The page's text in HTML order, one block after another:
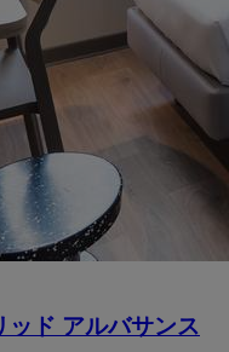
ッド アルバサンス